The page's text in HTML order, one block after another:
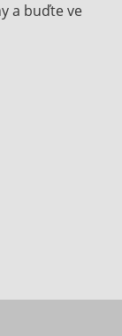
a buďte ve